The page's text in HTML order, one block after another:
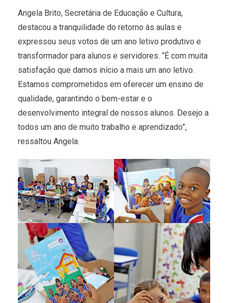
Angela Brito, Secretária de Educação e Cultura,
destacou a tranquilidade do retorno às aulas e
expressou seus votos de um ano letivo produtivo e
transformador para alunos e servidores. “É com muita
satisfação que damos início a mais um ano letivo.
Estamos comprometidos em oferecer um ensino de
qualidade, garantindo o bem-estar e o
desenvolvimento integral de nossos alunos. Desejo a
todos um ano de muito trabalho e aprendizado”,
ressaltou Angela.